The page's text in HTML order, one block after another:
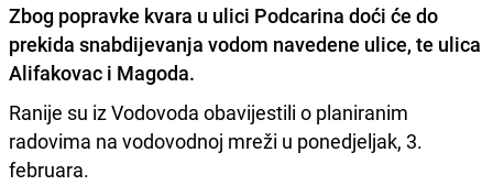
Zbog popravke kvara u ulici Podcarina doći će do
prekida snabdijevanja vodom navedene ulice, te ulica
Alifakovac i Magoda.
Ranije su iz Vodovoda obavijestili o planiranim
radovima na vodovodnoj mreži u ponedjeljak, 3.
februara.